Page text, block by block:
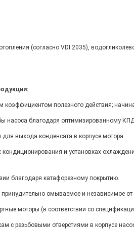
(согласно VDI 2035),
коэффициентом полезного действия;
насоса благодаря оптимизированному
для выхода конденсата в корпусе мотора.
и установках
благодаря катафорезному покрытию.
принудительно омываемое и независимое
моторы (в соответствии со
с резьбовыми отверстиями в корпусе